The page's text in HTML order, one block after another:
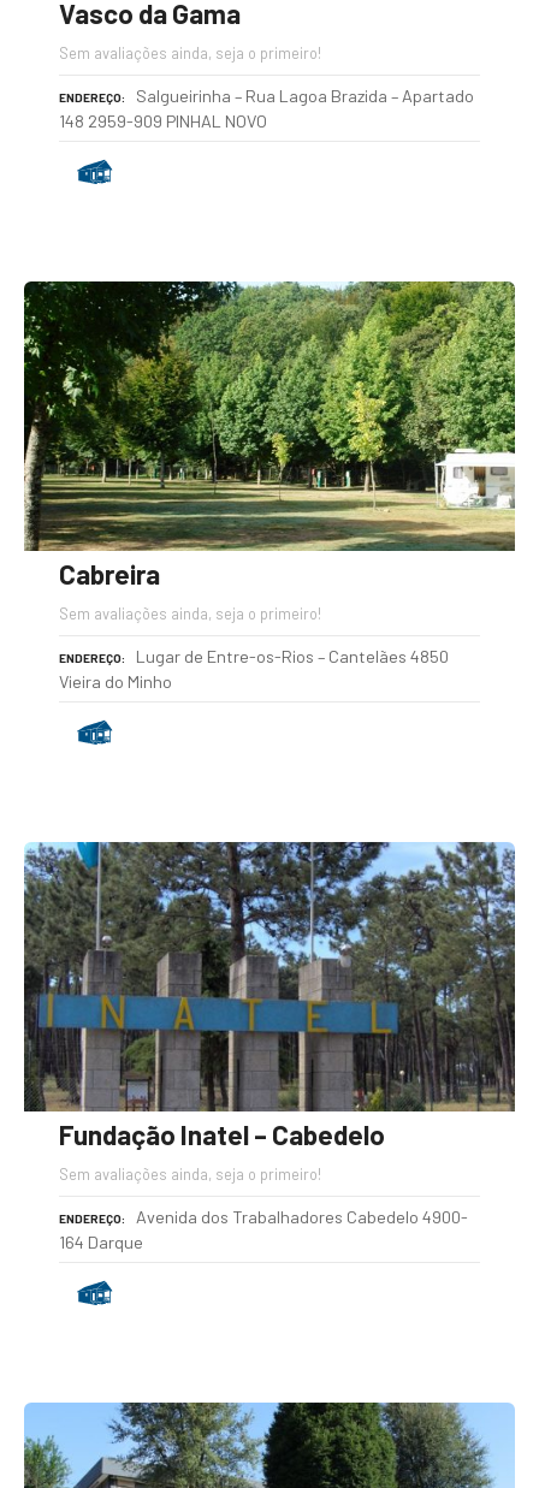
Vasco da Gama
Sem avaliações ainda, seja o primeiro!
ENDEREÇO
Salgueirinha – Rua Lagoa Brazida – Apartado
148 2959-909 PINHAL NOVO
Cabreira
Sem avaliações ainda, seja o primeiro!
ENDEREÇO
Lugar de Entre-os-Rios – Cantelães 4850
Vieira do Minho
Fundação Inatel – Cabedelo
Sem avaliações ainda, seja o primeiro!
ENDEREÇO
Avenida dos Trabalhadores Cabedelo 4900-
164 Darque